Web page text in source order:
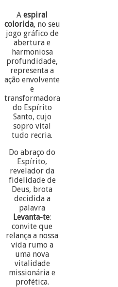
Aespiral
colorida, no seu
jogo gráfico de
abertura e
harmoniosa
profundidade,
representa a
ação envolvente
e
transformadora
do Espírito
Santo, cujo
sopro vital
tudo recria.
Do abraço do
Espírito,
revelador da
fidelidade de
Deus, brota
decidida a
palavra
Levanta-te:
convite que
relança a nossa
vida rumo a
uma nova
vitalidade
missionária e
profética.